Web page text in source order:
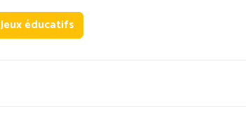
Jeux éducatifs